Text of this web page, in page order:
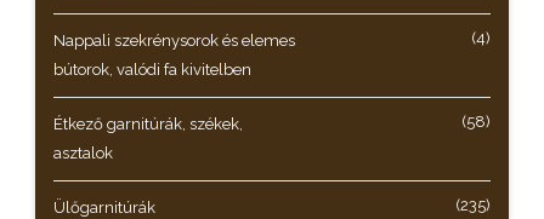
Nappali szekrénysorok és elemes
bútorok, valódi fa kivitelben
(4)
Étkező garnitúrák, székek,
asztalok
(58)
Ülőgarnitúrák (235)